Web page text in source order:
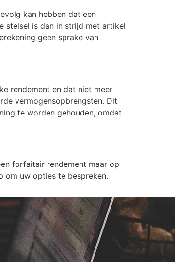
kan hebben dat een
stelsel is dan in strijd met artikel
geen sprake van
rendement en dat niet meer
vermogensopbrengsten. Dit
te worden gehouden, omdat
forfaitair rendement maar op
om uw opties te bespreken.